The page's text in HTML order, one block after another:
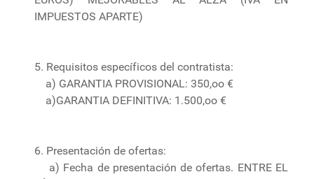
IMPUESTOS APARTE)
5. Requisitos específicos del contratista:
a) GARANTIA PROVISIONAL: 350,oo €
a)GARANTIA DEFINITIVA: 1.500,oo €
6. Presentación de ofertas:
a) Fecha de presentación de ofertas. ENTRE EL